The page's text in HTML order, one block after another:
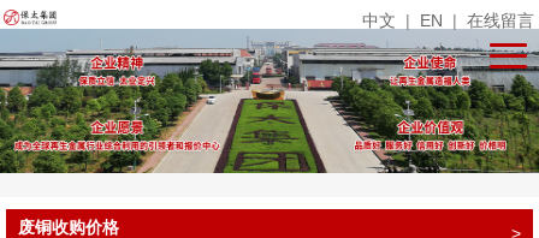
中文 | EN | 在线留言
废铜收购价格